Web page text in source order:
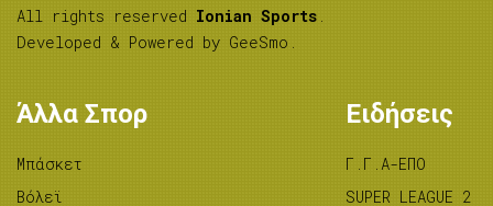
All rights reserved Ionian Sports
Developed & Powered by GeeSmo
Άλλα Σπορ
Μπάσκετ
Βόλεϊ
Ειδήσεις
Γ.Γ.Α-ΕΠΟ
SUPER LEAGUE 2